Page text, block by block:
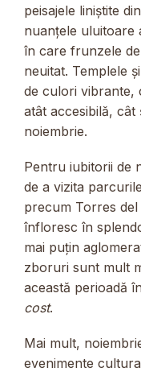
peisajele liniștite
nuanțele uluitoare
în care frunzele
neuitat. Templele
de culori vibrante,
atât accesibilă,
noiembrie.
Pentru iubitorii de
de a vizita
precum Torres del
înfloresc în
mai puțin
zboruri sunt mult
această perioadă
cost.
Mai mult,
evenimente